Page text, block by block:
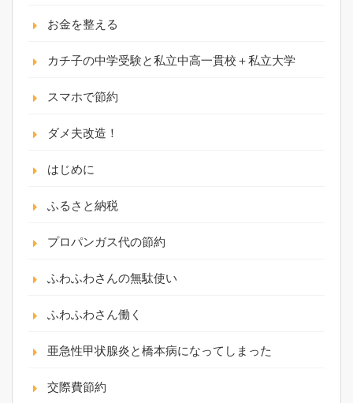
お金を整える
カチ子の中学受験と私立中高一貫校＋私立大学
スマホで節約
ダメ夫改造！
はじめに
ふるさと納税
プロパンガス代の節約
ふわふわさんの無駄使い
ふわふわさん働く
亜急性甲状腺炎と橋本病になってしまった
交際費節約